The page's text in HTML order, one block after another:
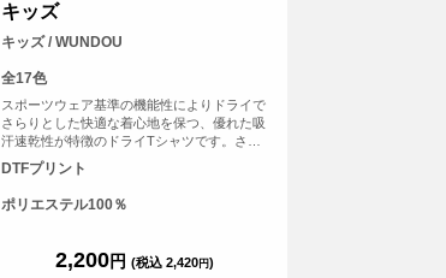
キッズ
キッズ / WUNDOU
全17色
スポーツウェア基準の機能性によりドライで
さらりとした快適な着心地を保つ、優れた吸
汗速乾性が特徴のドライTシャツです。さら
にシルクのような滑らかな生地感で肌触りも
魅力的。まるで着ていることを忘れるほどの
心地よさは、アクティブシーンはもちろん、
リラックスしたい普段使いにもぴったりで
DTFプリント
ポリエステル100％
2,200円 (税込 2,420円)